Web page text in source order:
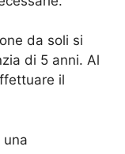
da soli si
di 5 anni. Al
il
una